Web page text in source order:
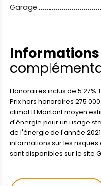
Garage
Informations
Honoraires inclus de 5.27%
Prix hors honoraires 275
climat B Montant moyen
d'énergie pour un usage
de l'énergie de l'année 2021
informations sur les
sont disponibles sur le site